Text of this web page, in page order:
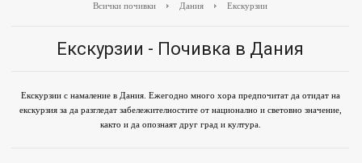
Всички почивки Дания Екскурзии
Екскурзии - Почивка в Дания
Екскурзии с намаление в Дания. Ежегодно много хора предпочитат да отидат на
екскурзия за да разгледат забележителностите от национално и световно значение,
както и да опознаят друг град и култура.